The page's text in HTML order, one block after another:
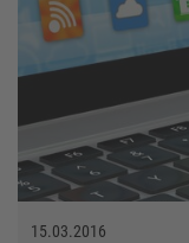
15.03.2016